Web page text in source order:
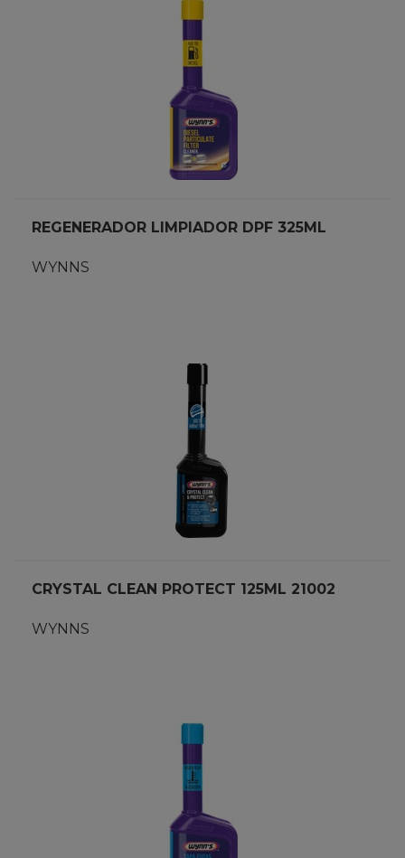
REGENERADOR LIMPIADOR DPF 325ML
WYNNS
CRYSTAL CLEAN PROTECT 125ML 21002
WYNNS